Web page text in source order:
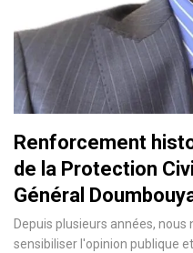
Renforcement
de la Protection
Général
Depuis plusieurs années,
sensibiliser l'opinion publique